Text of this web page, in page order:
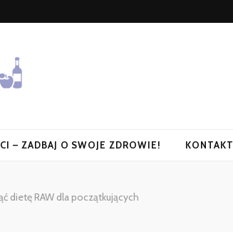
– ZADBAJ O SWOJE ZDROWIE! KONTAKT
dietę RAW dla początkujących